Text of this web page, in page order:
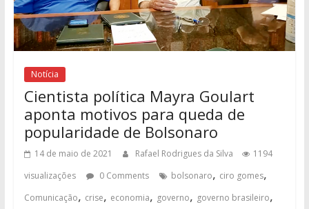
Notícia
Cientista política Mayra Goulart
aponta motivos para queda de
popularidade de Bolsonaro
14 de maio de 2021 Rafael Rodrigues da Silva
1194
visualizações
0 Comments bolsonaro, ciro gomes,
Comunicação, crise, economia, governo, governo brasileiro,